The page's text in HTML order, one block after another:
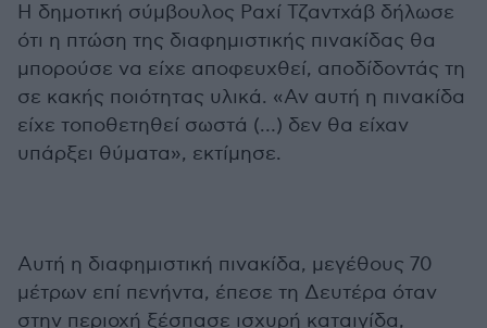
Η δημοτική σύμβουλος Ραχί Τζαντχάβ δήλωσε
ότι η πτώση της διαφημιστικής πινακίδας θα
μπορούσε να είχε αποφευχθεί, αποδίδοντάς τη
σε κακής ποιότητας υλικά. «Αν αυτή η πινακίδα
είχε τοποθετηθεί σωστά (…) δεν θα είχαν
υπάρξει θύματα», εκτίμησε.
Αυτή η διαφημιστική πινακίδα, μεγέθους 70
μέτρων επί πενήντα, έπεσε τη Δευτέρα όταν
στην περιοχή ξέσπασε ισχυρή καταιγίδα,